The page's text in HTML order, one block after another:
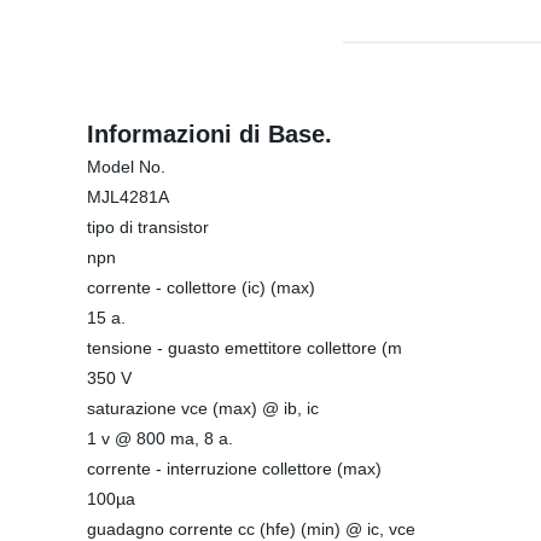
Informazioni di Base.
Model No.
MJL4281A
tipo di transistor
npn
corrente - collettore (ic) (max)
15 a.
tensione - guasto emettitore collettore (m
350 V
saturazione vce (max) @ ib, ic
1 v @ 800 ma, 8 a.
corrente - interruzione collettore (max)
100µa
guadagno corrente cc (hfe) (min) @ ic, vce